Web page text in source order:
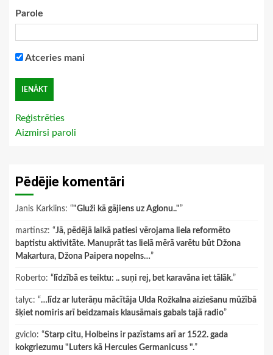
Parole
Atceries mani
Reģistrēties
Aizmirsi paroli
Pēdējie komentāri
Janis Karklins: “"Gluži kā gājiens uz Aglonu.."”
martinsz: “Jā, pēdējā laikā patiesi vērojama liela reformēto
baptistu aktivitāte. Manuprāt tas lielā mērā varētu būt Džona
Makartura, Džona Paipera nopelns…”
Roberto: “ līdzībā es teiktu: .. suņi rej, bet karavāna iet tālāk.”
talyc: “…līdz ar luterāņu mācītāja Ulda Rožkalna aiziešanu mūžībā
šķiet nomiris arī beidzamais klausāmais gabals tajā radio”
gviclo: “Starp citu, Holbeins ir pazīstams arī ar 1522. gada
kokgriezumu "Luters kā Hercules Germanicuss ".”